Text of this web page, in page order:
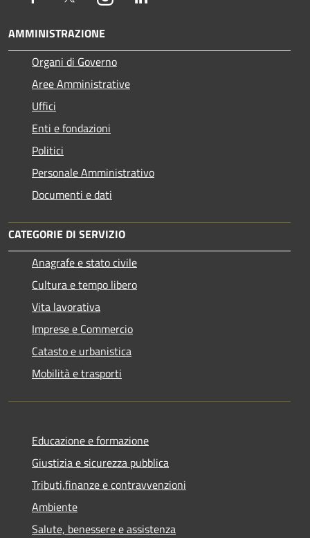
AMMINISTRAZIONE
Organi di Governo
Aree Amministrative
Uffici
Enti e fondazioni
Politici
Personale Amministrativo
Documenti e dati
CATEGORIE DI SERVIZIO
Anagrafe e stato civile
Cultura e tempo libero
Vita lavorativa
Imprese e Commercio
Catasto e urbanistica
Mobilità e trasporti
Educazione e formazione
Giustizia e sicurezza pubblica
Tributi,finanze e contravvenzioni
Ambiente
Salute, benessere e assistenza